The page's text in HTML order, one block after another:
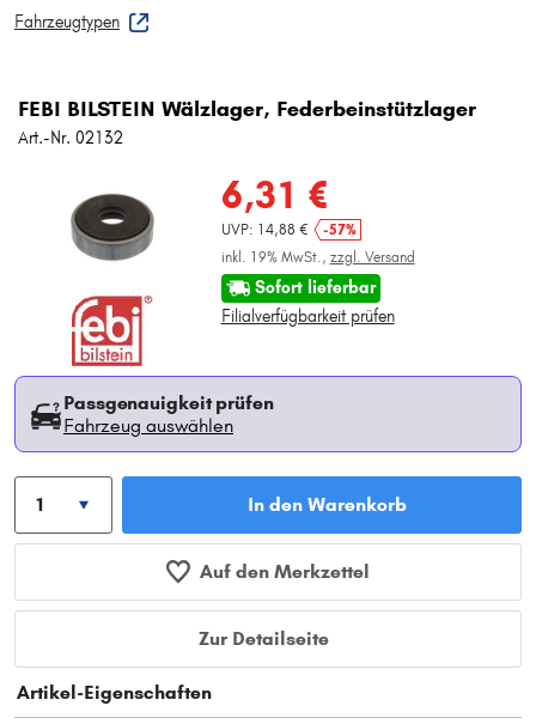
Fahrzeugtypen
FEBI BILSTEIN Wälzlager, Federbeinstützlager
Art.-Nr. 02132
6,31 €
UVP: 14,88 €
-57%
inkl. 19% MwSt., zzgl. Versand
Sofort lieferbar
Filialverfügbarkeit prüfen
Passgenauigkeit prüfen
Fahrzeug auswählen
In den Warenkorb
Auf den Merkzettel
Zur Detailseite
Artikel-Eigenschaften